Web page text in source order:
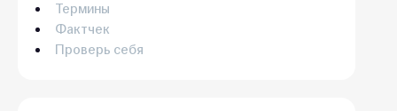
Термины
Фактчек
Проверь себя